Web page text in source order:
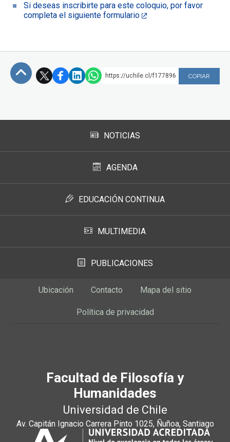
Si deseas inscribirte para este coloquio, por favor
completa el siguiente formulario
https://uchile.cl/f177896 COPIAR
NOTICIAS
AGENDA
EDUCACIÓN CONTINUA
MULTIMEDIA
PUBLICACIONES
Ubicación Contacto Mapa del sitio
Política de privacidad
Facultad de Filosofía y
Humanidades
Universidad de Chile
Av. Capitán Ignacio Carrera Pinto 1025, Ñuñoa, Santiago